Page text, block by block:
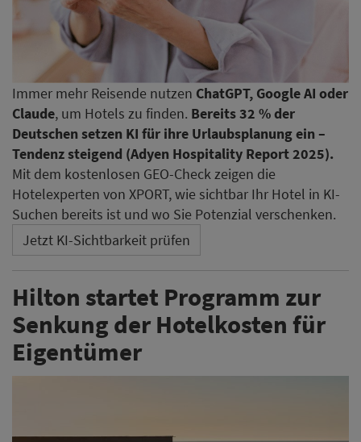
Immer mehr Reisende nutzen ChatGPT, Google AI oder
Claude, um Hotels zu finden. Bereits 32 % der
Deutschen setzen KI für ihre Urlaubsplanung ein –
Tendenz steigend (Adyen Hospitality Report 2025).
Mit dem kostenlosen GEO-Check zeigen die
Hotelexperten von XPORT, wie sichtbar Ihr Hotel in KI-
Suchen bereits ist und wo Sie Potenzial verschenken.
Jetzt KI-Sichtbarkeit prüfen
Hilton startet Programm zur
Senkung der Hotelkosten für
Eigentümer